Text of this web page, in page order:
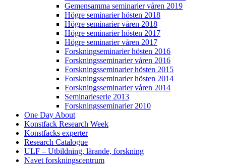
Gemensamma seminarier våren 2019
Högre seminarier hösten 2018
Högre seminarier våren 2018
Högre seminarier hösten 2017
Högre seminarier våren 2017
Forskningseminarier hösten 2016
Forskningsseminarier våren 2016
Forskningsseminarier hösten 2015
Forskningsseminarier hösten 2014
Forskningsseminarier våren 2014
Seminarieserie 2013
Forskningsseminarier 2010
One Day About
Konstfack Research Week
Konstfacks experter
Research Catalogue
ULF – Utbildning, lärande, forskning
Navet forskningscentrum